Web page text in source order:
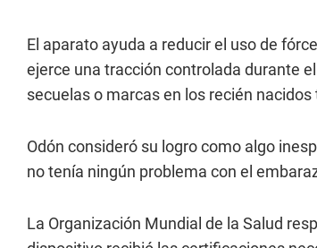
El aparato ayuda a reducir el uso de
ejerce una tracción controlada durante
secuelas o marcas en los recién
Odón consideró su logro como algo
no tenía ningún problema con el
La Organización Mundial de la Salud